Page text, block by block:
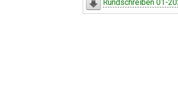
Rundschreiben 01-